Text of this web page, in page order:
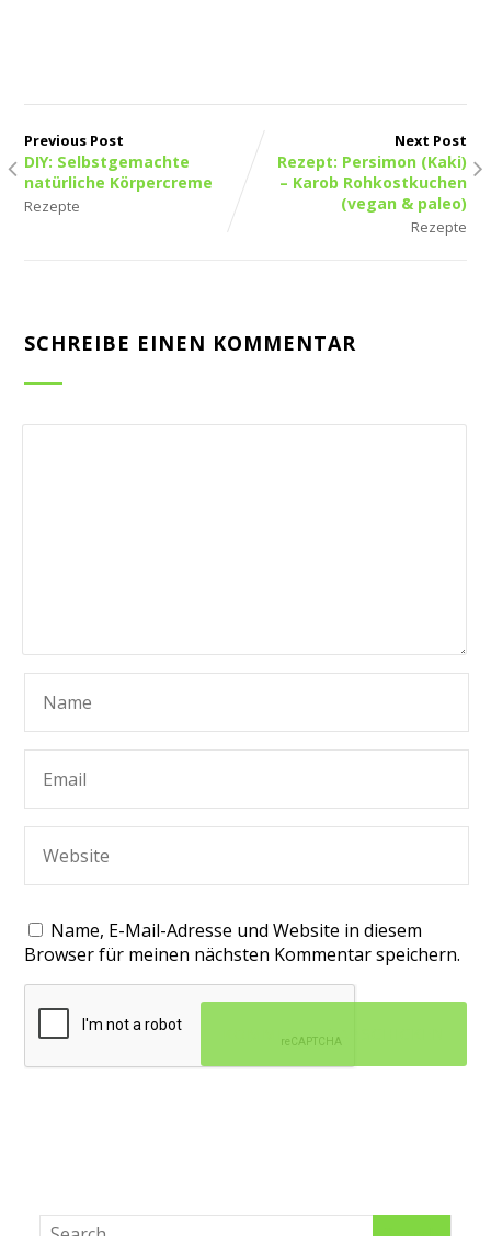
Previous Post
DIY: Selbstgemachte
natürliche Körpercreme
Rezepte
Next Post
Rezept: Persimon (Kaki)
– Karob Rohkostkuchen
(vegan & paleo)
Rezepte
SCHREIBE EINEN KOMMENTAR
Name, E-Mail-Adresse und Website in diesem
Browser für meinen nächsten Kommentar speichern.